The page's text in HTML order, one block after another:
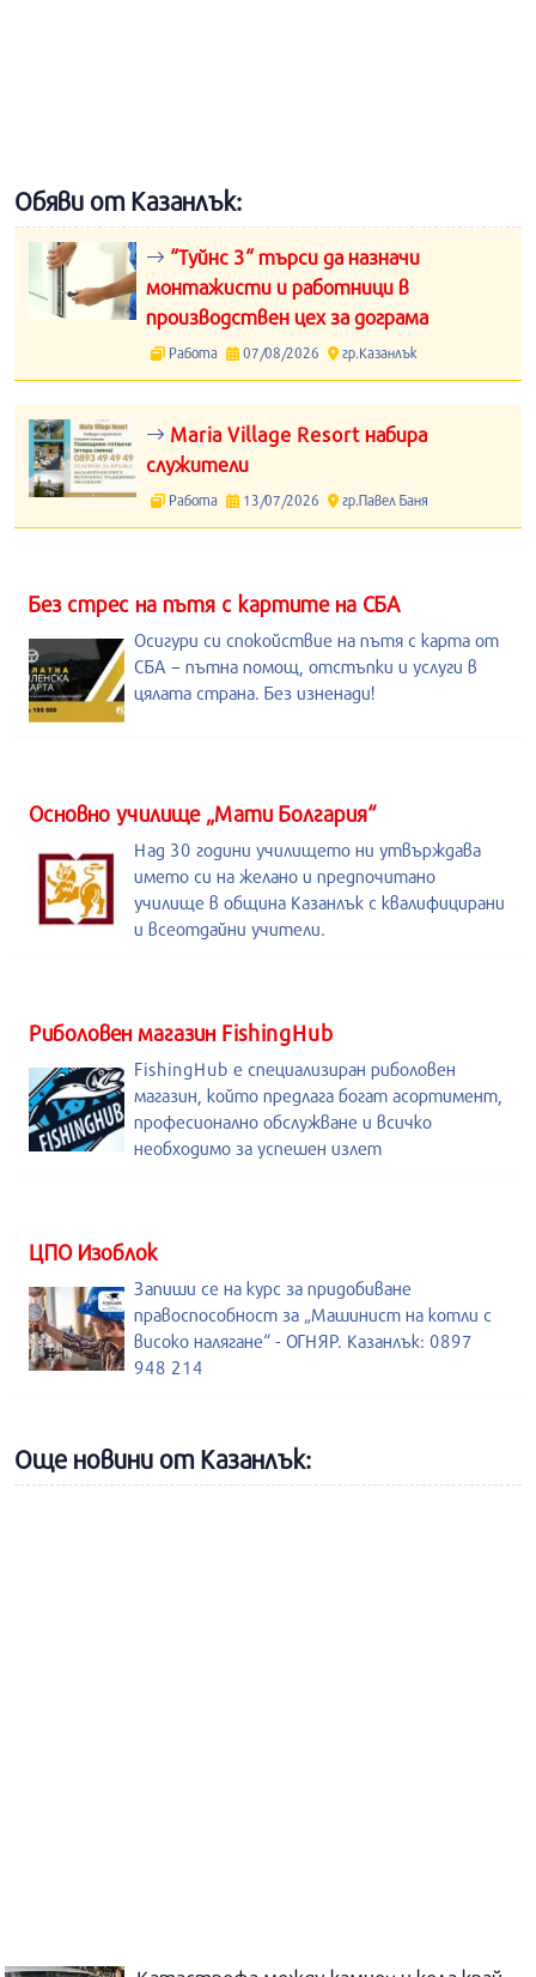
Обяви от Казанлък:
“Туйнс 3“ търси да назначи
монтажисти и работници в
производствен цех за дограма
Работа 07/08/2026 гр.Казанлък
Maria Village Resort набира
служители
Работа 13/07/2026 гр.Павел Баня
Без стрес на пътя с картите на СБА
Осигури си спокойствие на пътя с карта от
СБА – пътна помощ, отстъпки и услуги в
цялата страна. Без изненади!
Основно училище „Мати Болгария“
Над 30 години училището ни утвърждава
името си на желано и предпочитано
училище в община Казанлък с квалифицирани
и всеотдайни учители.
Риболовен магазин FishingHub
FishingHub е специализиран риболовен
магазин, който предлага богат асортимент,
професионално обслужване и всичко
необходимо за успешен излет
ЦПО Изоблок
Запиши се на курс за придобиване
правоспособност за „Машинист на котли с
високо налягане“ - ОГНЯР. Казанлък: 0897
948 214
Още новини от Казанлък: